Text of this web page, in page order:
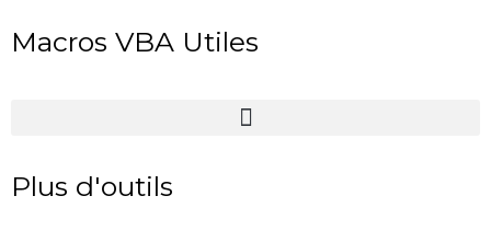
Macros VBA Utiles
Plus d'outils